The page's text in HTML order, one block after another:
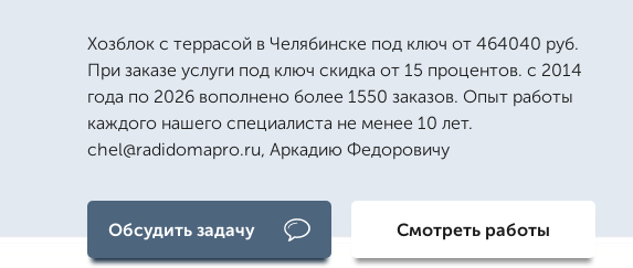
Хозблок с террасой в Челябинске под ключ от 464040 руб.
При заказе услуги под ключ скидка от 15 процентов. с 2014
года по 2026 вополнено более 1550 заказов. Опыт работы
каждого нашего специалиста не менее 10 лет.
chel@radidomapro.ru, Аркадию Федоровичу
Обсудить задачу Смотреть работы